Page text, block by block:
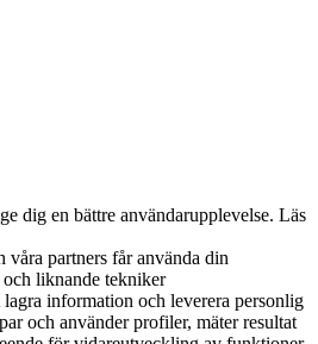
dig en bättre användarupplevelse. Läs
partners får använda din
liknande tekniker
information och leverera personlig
och använder profiler, mäter resultat